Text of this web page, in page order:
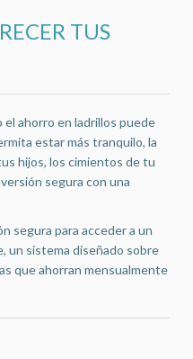
TUS
ahorro en ladrillos puede
estar más tranquilo, la
hijos, los cimientos de tu
segura con una
segura para acceder a un
un sistema diseñado sobre
que ahorran mensualmente